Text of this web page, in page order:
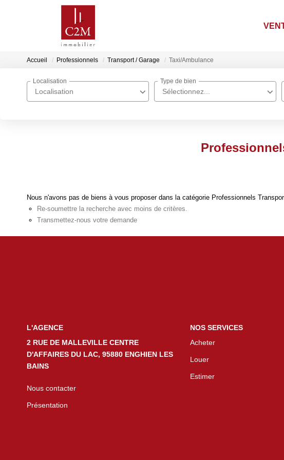
Accueil Professionnels Transport / Garage Taxi/Ambulance
Localisation
Localisation
Sélectionnez...
Type de bien
Nous n'avons pas de biens à vous proposer dans la catégorie Professionnels
Re-soumettre la recherche avec moins de critères.
Transmettez-nous votre demande
L'AGENCE
2 RUE DE MALLEVILLE CENTRE
D'AFFAIRES DU LAC, 95880 ENGHIEN LES
BAINS
Nous contacter
Présentation
NOS SERVICES
Acheter
Louer
Estimer